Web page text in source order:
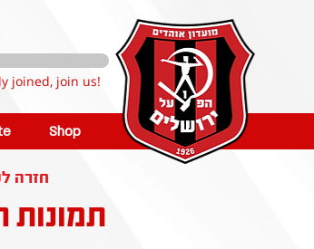
joined, join us!
Shop
< חזרה
תמונות